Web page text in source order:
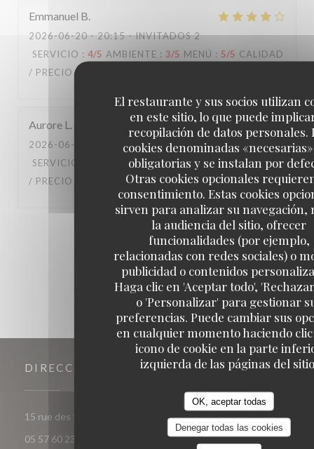
El restaurante y sus socios utilizan
en este sitio, lo que puede
recopilación de datos personales.
cookies denominadas
obligatorias y se instalan por
Otras cookies opcionales
consentimiento. Estas cookies
sirven para analizar su navegación,
la audiencia del sitio, ofrecer
funcionalidades (por ejemplo,
relacionadas con redes sociales) o
publicidad o contenidos
Haga clic en 'Aceptar todo',
o 'Personalizar' para gestionar
preferencias. Puede cambiar sus
en cualquier momento haciendo
icono de cookie en la parte
izquierda de las páginas del
OK, aceptar todas
Denegar todas las cookies
Emmanuel B
2026-06-20- 20:15 - INVITADOS 2
SERVICIO : 4/5 AMBIENTE : 3/5 MENÚ : 5/5 CALIDAD
/ PRECIO:
Aurore L
2026-06-16
- 12:15 - INVITADOS 4
SERVICIO
AMBIENTE: 1/5 MENÚ: 5/5 CALIDAD
/ PRECIO
2 3
DIRECCIÓN
15 rue des frères Bonie 33000 Bordeaux((abre en una nueva
05 57 60 23 56